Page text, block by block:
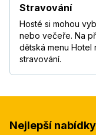
Stravování
Hosté si mohou
nebo večeře. Na
dětská menu
stravování.
Nejlepší